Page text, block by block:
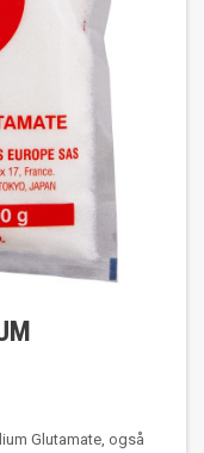
Glutamate, også